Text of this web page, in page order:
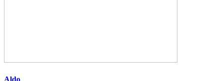
Aldo